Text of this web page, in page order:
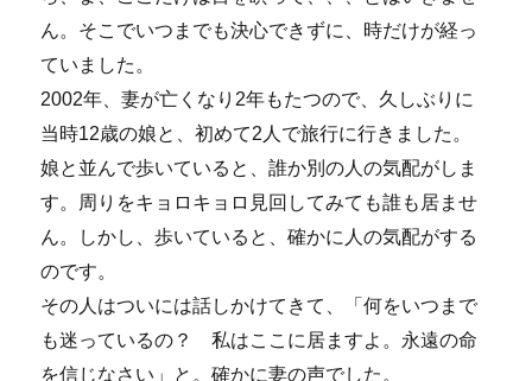
ん。そこでいつまでも決心できずに、時だけが経っ
ていました。
2002年、妻が亡くなり2年もたつので、久しぶりに
当時12歳の娘と、初めて2人で旅行に行きました。
娘と並んで歩いていると、誰か別の人の気配がしま
す。周りをキョロキョロ見回してみても誰も居ませ
ん。しかし、歩いていると、確かに人の気配がする
のです。
その人はついには話しかけてきて、「何をいつまで
も迷っているの？ 私はここに居ますよ。永遠の命
を信じなさい」と。確かに妻の声でした。